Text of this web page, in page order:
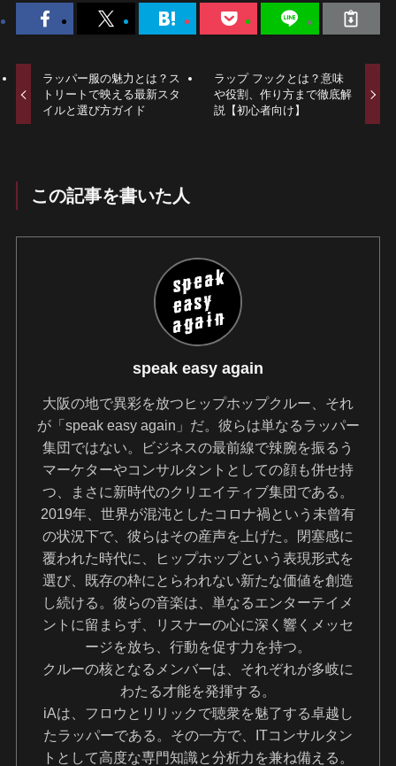
ラッパー服の魅力とは？ス
トリートで映える最新スタ
イルと選び方ガイド
ラップ フックとは？意味
や役割、作り方まで徹底解
説【初心者向け】
この記事を書いた人
speak easy again
大阪の地で異彩を放つヒップホップクルー、それ
が「speak easy again」だ。彼らは単なるラッパー
集団ではない。ビジネスの最前線で辣腕を振るう
マーケターやコンサルタントとしての顔も併せ持
つ、まさに新時代のクリエイティブ集団である。
2019年、世界が混沌としたコロナ禍という未曾有
の状況下で、彼らはその産声を上げた。閉塞感に
覆われた時代に、ヒップホップという表現形式を
選び、既存の枠にとらわれない新たな価値を創造
し続ける。彼らの音楽は、単なるエンターテイメ
ントに留まらず、リスナーの心に深く響くメッセ
ージを放ち、行動を促す力を持つ。
クルーの核となるメンバーは、それぞれが多岐に
わたる才能を発揮する。
iAは、フロウとリリックで聴衆を魅了する卓越し
たラッパーである。その一方で、ITコンサルタン
トとして高度な専門知識と分析力を兼ね備える。